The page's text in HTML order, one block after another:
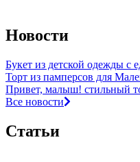
Новости
Букет из детской одежды с
Торт из памперсов для
Привет, малыш! стильный
Все новости
Статьи